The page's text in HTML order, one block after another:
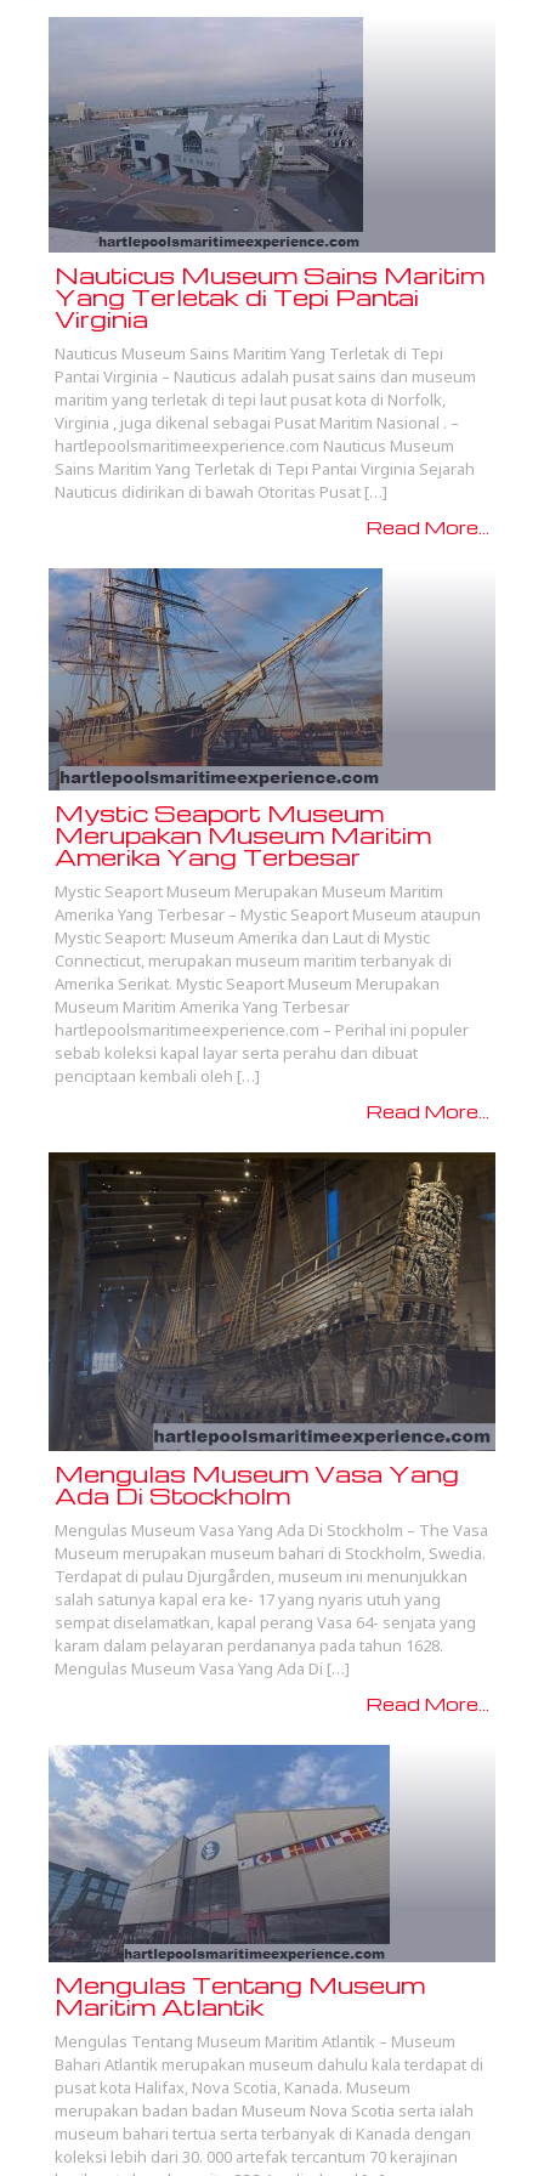
Nauticus Museum Sains Maritim
Yang Terletak di Tepi Pantai
Virginia
Nauticus Museum Sains Maritim Yang Terletak di Tepi
Pantai Virginia – Nauticus adalah pusat sains dan museum
maritim yang terletak di tepi laut pusat kota di Norfolk,
Virginia , juga dikenal sebagai Pusat Maritim Nasional . –
hartlepoolsmaritimeexperience.com Nauticus Museum
Sains Maritim Yang Terletak di Tepi Pantai Virginia Sejarah
Nauticus didirikan di bawah Otoritas Pusat […]
Read More...
Mystic Seaport Museum
Merupakan Museum Maritim
Amerika Yang Terbesar
Mystic Seaport Museum Merupakan Museum Maritim
Amerika Yang Terbesar – Mystic Seaport Museum ataupun
Mystic Seaport: Museum Amerika dan Laut di Mystic
Connecticut, merupakan museum maritim terbanyak di
Amerika Serikat. Mystic Seaport Museum Merupakan
Museum Maritim Amerika Yang Terbesar
hartlepoolsmaritimeexperience.com – Perihal ini populer
sebab koleksi kapal layar serta perahu dan dibuat
penciptaan kembali oleh […]
Read More...
Mengulas Museum Vasa Yang
Ada Di Stockholm
Mengulas Museum Vasa Yang Ada Di Stockholm – The Vasa
Museum merupakan museum bahari di Stockholm, Swedia.
Terdapat di pulau Djurgården, museum ini menunjukkan
salah satunya kapal era ke- 17 yang nyaris utuh yang
sempat diselamatkan, kapal perang Vasa 64- senjata yang
karam dalam pelayaran perdananya pada tahun 1628.
Mengulas Museum Vasa Yang Ada Di […]
Read More...
Mengulas Tentang Museum
Maritim Atlantik
Mengulas Tentang Museum Maritim Atlantik – Museum
Bahari Atlantik merupakan museum dahulu kala terdapat di
pusat kota Halifax, Nova Scotia, Kanada. Museum
merupakan badan badan Museum Nova Scotia serta ialah
museum bahari tertua serta terbanyak di Kanada dengan
koleksi lebih dari 30. 000 artefak tercantum 70 kerajinan